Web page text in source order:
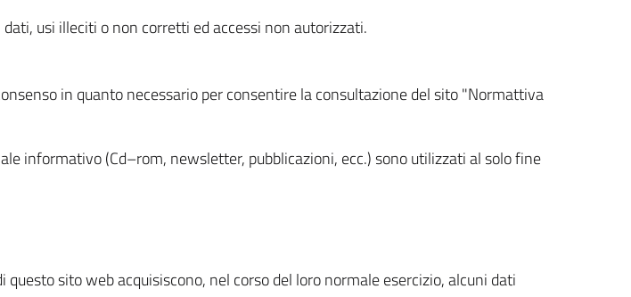
usi illeciti o non corretti ed accessi non autorizzati.
in quanto necessario per consentire la consultazione del sito "Normattiva
informativo (Cd–rom, newsletter, pubblicazioni, ecc.) sono utilizzati al solo fine
sito web acquisiscono, nel corso del loro normale esercizio, alcuni dati